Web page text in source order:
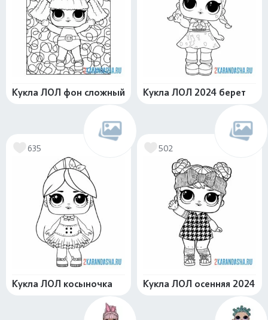
Кукла ЛОЛ фон сложный Кукла ЛОЛ 2024 берет
635
Кукла ЛОЛ косыночка
502
Кукла ЛОЛ осенняя 2024